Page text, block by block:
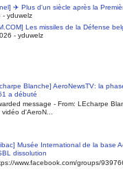
✈️ Plus d'un siècle après la
- yduwelz
Les missiles de la Défense
- yduwelz
Blanche] AeroNewsTV: la
a débuté
message - From: LEcharpe
d'AeroN...
Musée International de la base
dissolution
www.facebook.com/groups/